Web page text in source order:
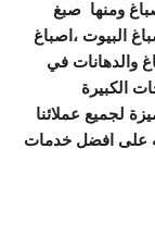
ومنها صبغ
البيوت ،اصباغ
والدهانات في
الكبيرة
لجميع عملائنا
على افضل خدمات